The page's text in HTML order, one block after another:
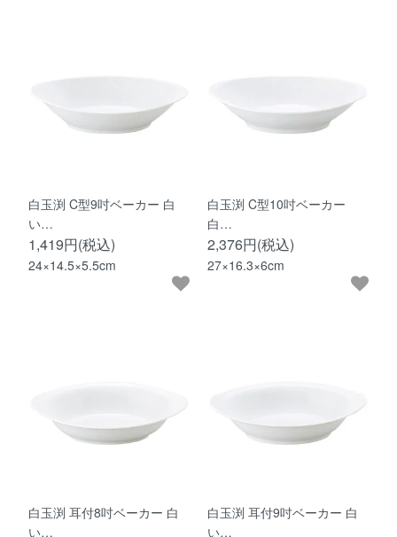
白玉渕 C型9吋ベーカー 白
い…
1,419円(税込)
24×14.5×5.5cm
白玉渕 C型10吋ベーカー
白…
2,376円(税込)
27×16.3×6cm
白玉渕 耳付8吋ベーカー 白
い…
白玉渕 耳付9吋ベーカー 白
い…